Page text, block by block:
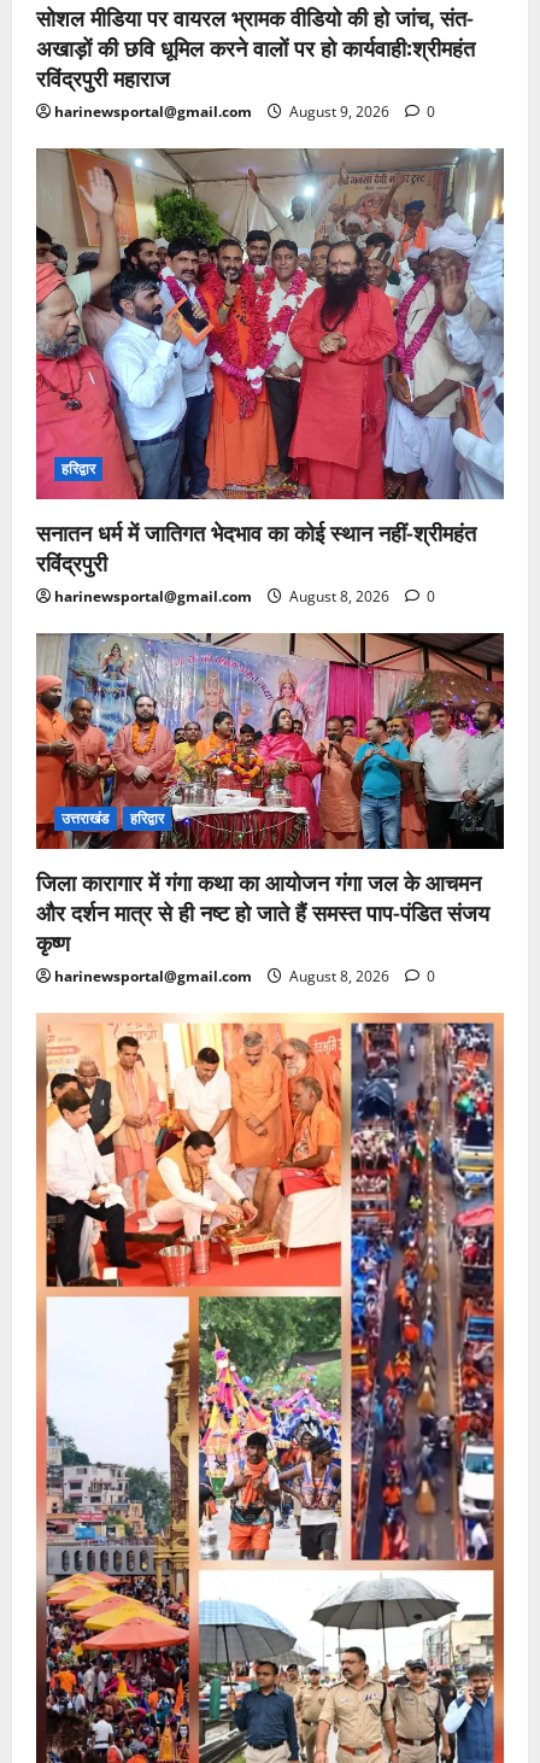
सोशल मीडिया पर वायरल भ्रामक वीडियो की हो जांच, संत-
अखाड़ों की छवि धूमिल करने वालों पर हो कार्यवाही:श्रीमहंत
रविंद्रपुरी महाराज
harinewsportal@gmail.com August 9, 2026 0
हरिद्वार
सनातन धर्म में जातिगत भेदभाव का कोई स्थान नहीं-श्रीमहंत
रविंद्रपुरी
harinewsportal@gmail.com August 8, 2026 0
उत्तराखंड हरिद्वार
जिला कारागार में गंगा कथा का आयोजन गंगा जल के आचमन
और दर्शन मात्र से ही नष्ट हो जाते हैं समस्त पाप-पंडित संजय
कृष्ण
harinewsportal@gmail.com August 8, 2026 0